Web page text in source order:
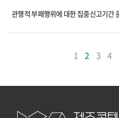
관행적 부패행위에 대한 집중신고기간
1 2 3 4